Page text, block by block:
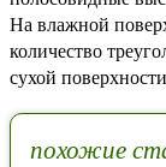
На влажной
количество
сухой
похожие